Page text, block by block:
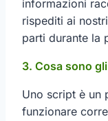
informazioni
rispediti ai
parti durante la
3. Cosa sono
Uno script è un
funzionare